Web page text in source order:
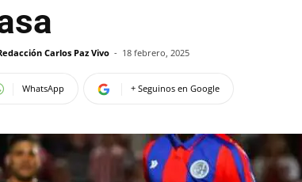
Carlos Paz Vivo - 18 febrero, 2025
WhatsApp + Seguinos en Google